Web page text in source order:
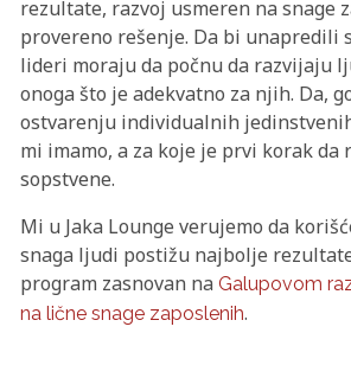
rezultate, razvoj usmeren na snage
provereno rešenje. Da bi unapredili
lideri moraju da počnu da razvijaju
onoga što je adekvatno za njih. Da,
ostvarenju individualnih
mi imamo, a za koje je prvi korak da
sopstvene.
Mi u Jaka Lounge verujemo da
snaga ljudi postižu najbolje
program zasnovan na Galupovom
na lične snage zaposlenih.